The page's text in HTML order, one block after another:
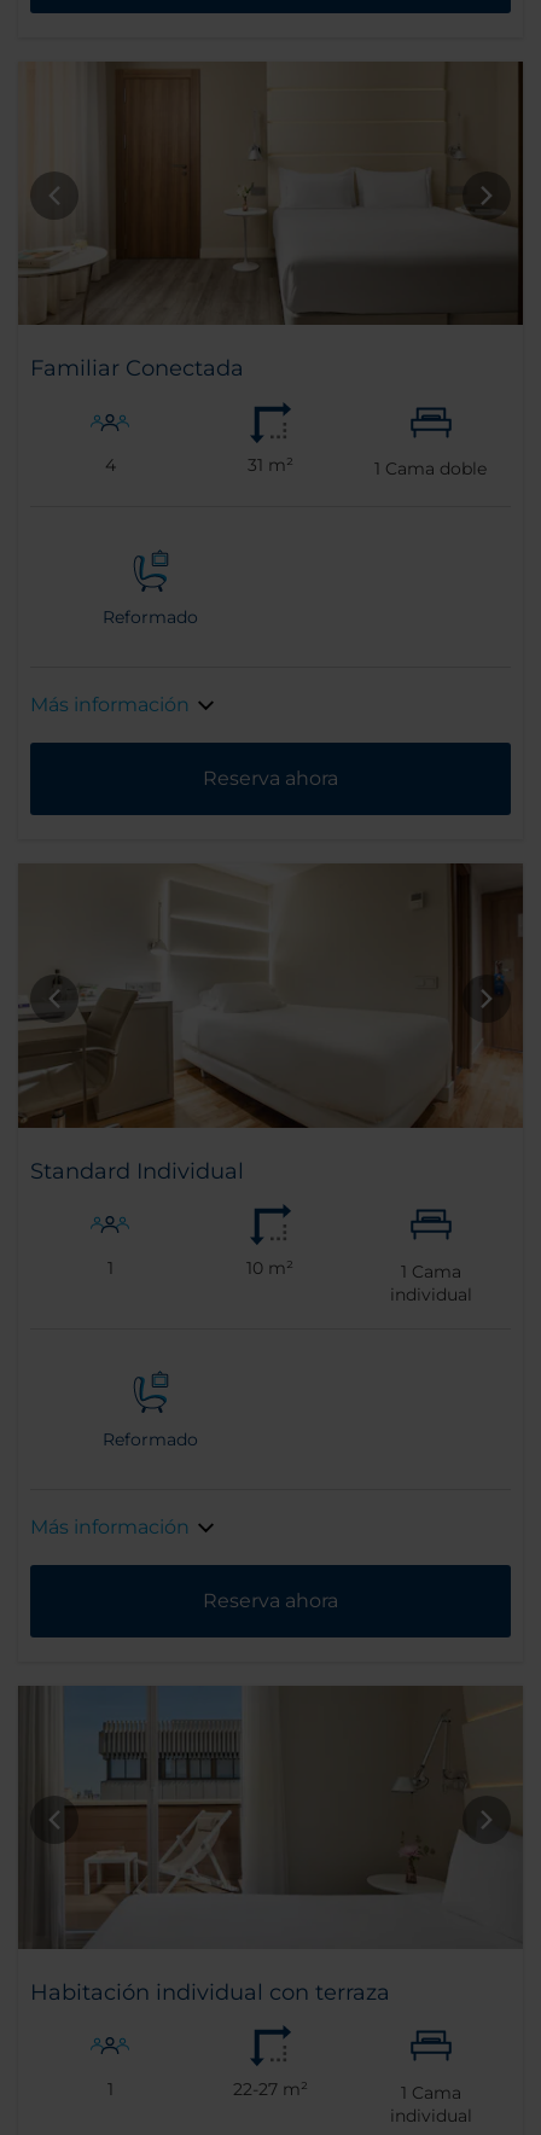
Familiar Conectada
4 31 m² 1 Cama doble
Reformado
Más información
Reserva ahora
Standard Individual
1 10 m² 1 Cama
individual
Reformado
Más información
Reserva ahora
Habitación individual con terraza
1 22-27 m² 1 Cama
individual